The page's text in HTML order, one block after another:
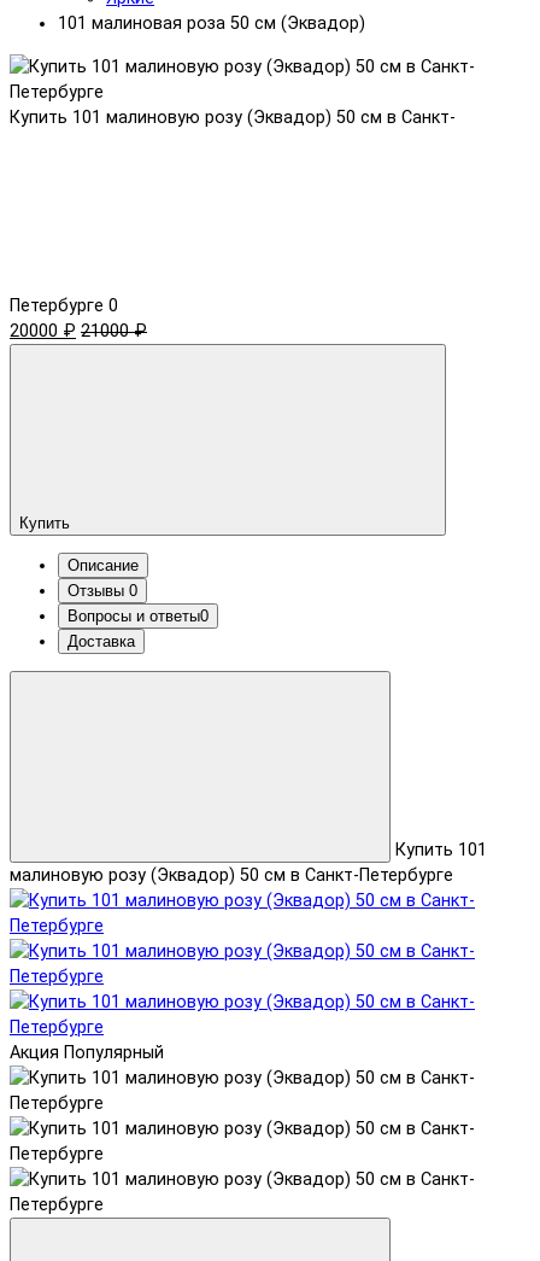
101 малиновая роза 50 см (Эквадор)
Купить 101 малиновую розу (Эквадор) 50 см в Санкт-
Петербурге 0
20000 ₽ 21000 ₽
Купить
Описание
Отзывы 0
Вопросы и ответы0
Доставка
Купить 101
малиновую розу (Эквадор) 50 см в Санкт-Петербурге
Акция Популярный